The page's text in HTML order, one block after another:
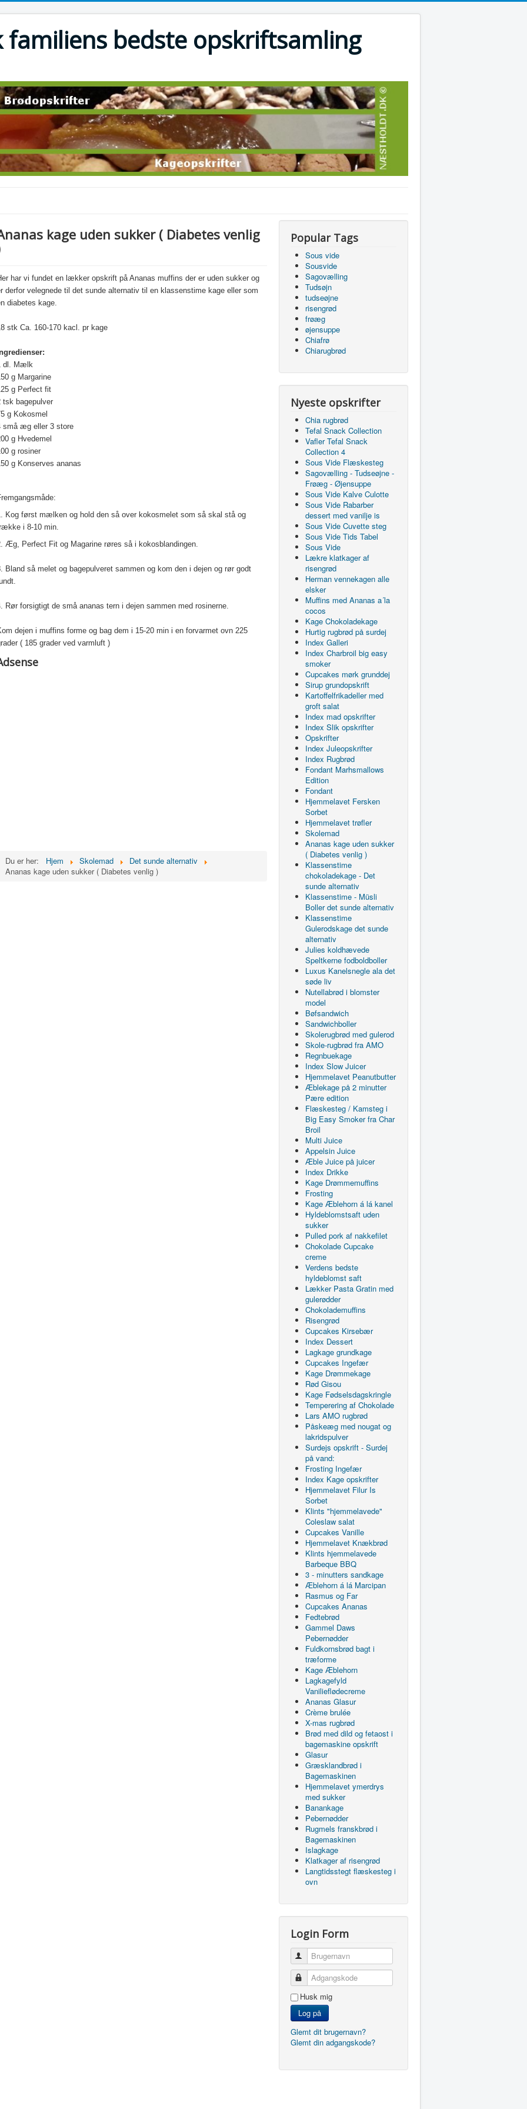
bedste opskriftsamling
kage uden sukker ( Diabetes venlig
har vi fundet en lækker opskrift på Ananas muffins der er uden sukker og
derfor velegnede til det sunde alternativ til en klassenstime kage eller som
diabetes kage.
stk Ca. 160-170 kacl. pr kage
dl. Mælk
g Margarine
g Perfect fit
tsk bagepulver
g Kokosmel
små æg eller 3 store
g Hvedemel
g rosiner
g Konserves ananas
Kog først mælken og hold den så over kokosmelet som så skal stå og
i 8-10 min.
Æg, Perfect Fit og Magarine røres så i kokosblandingen.
Bland så melet og bagepulveret sammen og kom den i dejen og rør godt
Rør forsigtigt de små ananas tern i dejen sammen med rosinerne.
dejen i muffins forme og bag dem i 15-20 min i en forvarmet ovn 225
( 185 grader ved varmluft )
Du er her: Hjem Skolemad
Det sunde alternativ
Ananas kage uden sukker ( Diabetes venlig )
Popular Tags
Sous vide
Sousvide
Sagovælling
Tudsøjn
tudseøjne
risengrød
frøæg
øjensuppe
Chiafrø
Chiarugbrød
Nyeste opskrifter
Chia rugbrød
Tefal Snack Collection
Vafler Tefal Snack
Collection 4
Sous Vide Flæskesteg
Sagovælling - Tudseøjne -
Frøæg - Øjensuppe
Sous Vide Kalve Culotte
Sous Vide Rabarber
dessert med vanilje is
Sous Vide Cuvette steg
Sous Vide Tids Tabel
Sous Vide
Lækre klatkager af
risengrød
Herman vennekagen alle
elsker
Muffins med Ananas a´la
cocos
Kage Chokoladekage
Hurtig rugbrød på surdej
Index Galleri
Index Charbroil big easy
smoker
Cupcakes mørk grunddej
Sirup grundopskrift
Kartoffelfrikadeller med
groft salat
Index mad opskrifter
Index Slik opskrifter
Opskrifter
Index Juleopskrifter
Index Rugbrød
Fondant Marhsmallows
Edition
Fondant
Hjemmelavet Fersken
Sorbet
Hjemmelavet trøfler
Skolemad
Ananas kage uden sukker
( Diabetes venlig )
Klassenstime
chokoladekage - Det
sunde alternativ
Klassenstime - Müsli
Boller det sunde alternativ
Klassenstime
Gulerodskage det sunde
alternativ
Julies koldhævede
Speltkerne fodboldboller
Luxus Kanelsnegle ala det
søde liv
Nutellabrød i blomster
model
Bøfsandwich
Sandwichboller
Skolerugbrød med gulerod
Skole-rugbrød fra AMO
Regnbuekage
Index Slow Juicer
Hjemmelavet Peanutbutter
Æblekage på 2 minutter
Pære edition
Flæskesteg / Kamsteg i
Big Easy Smoker fra Char
Broil
Multi Juice
Appelsin Juice
Æble Juice på juicer
Index Drikke
Kage Drømmemuffins
Frosting
Kage Æblehorn á lá kanel
Hyldeblomstsaft uden
sukker
Pulled pork af nakkefilet
Chokolade Cupcake
creme
Verdens bedste
hyldeblomst saft
Lækker Pasta Gratin med
gulerødder
Chokolademuffins
Risengrød
Cupcakes Kirsebær
Index Dessert
Lagkage grundkage
Cupcakes Ingefær
Kage Drømmekage
Rød Gisou
Kage Fødselsdagskringle
Temperering af Chokolade
Lars AMO rugbrød
Påskeæg med nougat og
lakridspulver
Surdejs opskrift - Surdej
på vand:
Frosting Ingefær
Index Kage opskrifter
Hjemmelavet Filur Is
Sorbet
Klints "hjemmelavede"
Coleslaw salat
Cupcakes Vanille
Hjemmelavet Knækbrød
Klints hjemmelavede
Barbeque BBQ
3 - minutters sandkage
Æblehorn á lá Marcipan
Rasmus og Far
Cupcakes Ananas
Fedtebrød
Gammel Daws
Pebernødder
Fuldkornsbrød bagt i
træforme
Kage Æblehorn
Lagkagefyld
Vanilieflødecreme
Ananas Glasur
Crème brulée
X-mas rugbrød
Brød med dild og fetaost i
bagemaskine opskrift
Glasur
Græsklandbrød i
Bagemaskinen
Hjemmelavet ymerdrys
med sukker
Banankage
Pebernødder
Rugmels franskbrød i
Bagemaskinen
Islagkage
Klatkager af risengrød
Langtidsstegt flæskesteg i
ovn
Login Form
Brugernavn
Adgangskode
Husk mig
Log på
Glemt dit brugernavn?
Glemt din adgangskode?